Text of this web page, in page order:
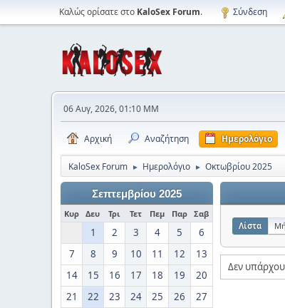
Καλώς ορίσατε στο KaloSex Forum. Σύνδεση
06 Αυγ, 2026, 01:10 ΜΜ
Αρχική Αναζήτηση Ημερολόγιο
KaloSex Forum ► Ημερολόγιο ► Οκτωβρίου 2025
Σεπτεμβρίου 2025
Κυρ Δευ Τρι Τετ Πεμ Παρ Σαβ
1 2 3 4 5
6
7
8 9 10 11 12
13
14
15 16 17 18 19
20
21
22 23 24 25 26
27
Λίστα
Δεν